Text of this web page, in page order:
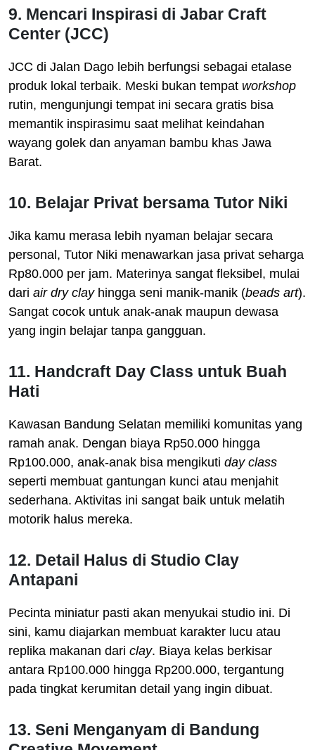
9. Mencari Inspirasi di Jabar Craft
Center (JCC)
JCC di Jalan Dago lebih berfungsi sebagai etalase
produk lokal terbaik. Meski bukan tempat workshop
rutin, mengunjungi tempat ini secara gratis bisa
memantik inspirasimu saat melihat keindahan
wayang golek dan anyaman bambu khas Jawa
Barat.
10. Belajar Privat bersama Tutor Niki
Jika kamu merasa lebih nyaman belajar secara
personal, Tutor Niki menawarkan jasa privat seharga
Rp80.000 per jam. Materinya sangat fleksibel, mulai
dari air dry clayhingga seni manik-manik (beads art).
Sangat cocok untuk anak-anak maupun dewasa
yang ingin belajar tanpa gangguan.
11. Handcraft Day Class untuk Buah
Hati
Kawasan Bandung Selatan memiliki komunitas yang
ramah anak. Dengan biaya Rp50.000 hingga
Rp100.000, anak-anak bisa mengikuti day class
seperti membuat gantungan kunci atau menjahit
sederhana. Aktivitas ini sangat baik untuk melatih
motorik halus mereka.
12. Detail Halus di Studio Clay
Antapani
Pecinta miniatur pasti akan menyukai studio ini. Di
sini, kamu diajarkan membuat karakter lucu atau
replika makanan dari clay. Biaya kelas berkisar
antara Rp100.000 hingga Rp200.000, tergantung
pada tingkat kerumitan detail yang ingin dibuat.
13. Seni Menganyam di Bandung